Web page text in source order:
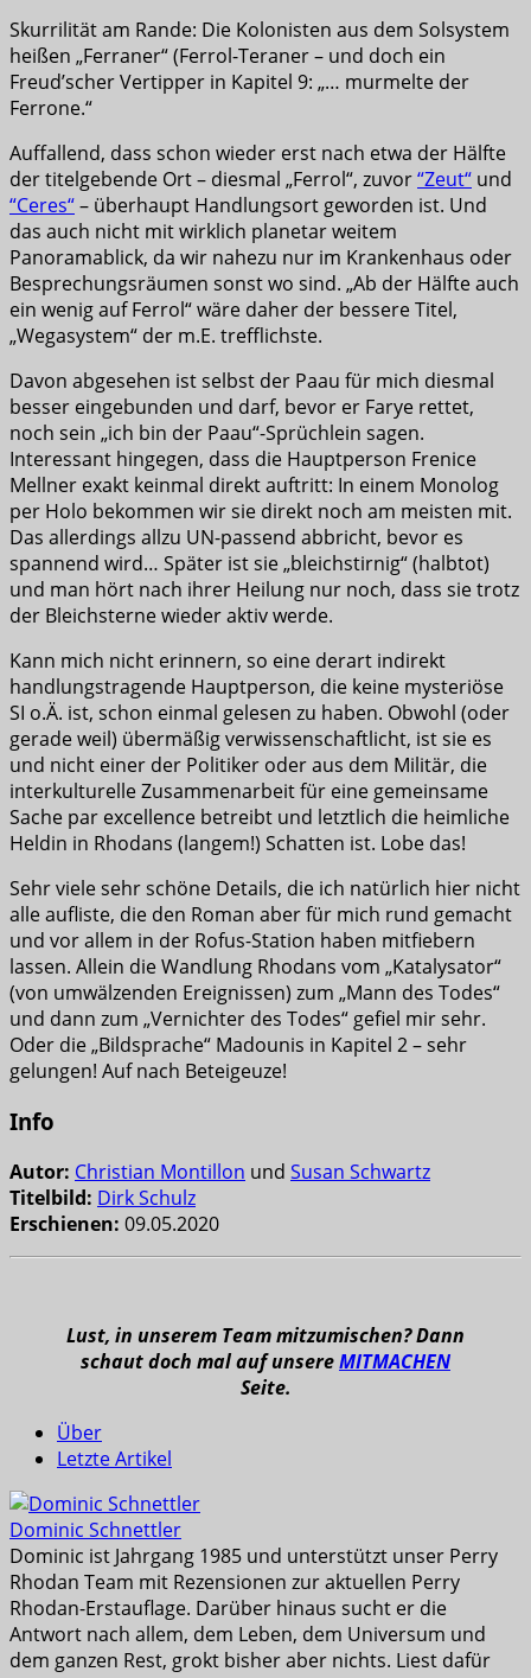
Skurrilität am Rande: Die Kolonisten aus dem Solsystem
heißen „Ferraner“ (Ferrol-Teraner – und doch ein
Freud’scher Vertipper in Kapitel 9: „… murmelte der
Ferrone.“
Auffallend, dass schon wieder erst nach etwa der Hälfte
der titelgebende Ort – diesmal „Ferrol“, zuvor“Zeut“ und
“Ceres“– überhaupt Handlungsort geworden ist. Und
das auch nicht mit wirklich planetar weitem
Panoramablick, da wir nahezu nur im Krankenhaus oder
Besprechungsräumen sonst wo sind. „Ab der Hälfte auch
ein wenig auf Ferrol“ wäre daher der bessere Titel,
„Wegasystem“ der m.E. trefflichste.
Davon abgesehen ist selbst der Paau für mich diesmal
besser eingebunden und darf, bevor er Farye rettet,
noch sein „ich bin der Paau“-Sprüchlein sagen.
Interessant hingegen, dass die Hauptperson Frenice
Mellner exakt keinmal direkt auftritt: In einem Monolog
per Holo bekommen wir sie direkt noch am meisten mit.
Das allerdings allzu UN-passend abbricht, bevor es
spannend wird… Später ist sie „bleichstirnig“ (halbtot)
und man hört nach ihrer Heilung nur noch, dass sie trotz
der Bleichsterne wieder aktiv werde.
Kann mich nicht erinnern, so eine derart indirekt
handlungstragende Hauptperson, die keine mysteriöse
SI o.Ä. ist, schon einmal gelesen zu haben. Obwohl (oder
gerade weil) übermäßig verwissenschaftlicht, ist sie es
und nicht einer der Politiker oder aus dem Militär, die
interkulturelle Zusammenarbeit für eine gemeinsame
Sache par excellence betreibt und letztlich die heimliche
Heldin in Rhodans (langem!) Schatten ist. Lobe das!
Sehr viele sehr schöne Details, die ich natürlich hier nicht
alle aufliste, die den Roman aber für mich rund gemacht
und vor allem in der Rofus-Station haben mitfiebern
lassen. Allein die Wandlung Rhodans vom „Katalysator“
(von umwälzenden Ereignissen) zum „Mann des Todes“
und dann zum „Vernichter des Todes“ gefiel mir sehr.
Oder die „Bildsprache“ Madounis in Kapitel 2 – sehr
gelungen! Auf nach Beteigeuze!
Info
Autor: Christian Montillon und Susan Schwartz
Titelbild: Dirk Schulz
Erschienen: 09.05.2020
Lust, in unserem Team mitzumischen? Dann
schaut doch mal auf unsereMITMACHEN
Seite.
Über
Letzte Artikel
Dominic Schnettler
Dominic ist Jahrgang 1985 und unterstützt unser Perry
Rhodan Team mit Rezensionen zur aktuellen Perry
Rhodan-Erstauflage. Darüber hinaus sucht er die
Antwort nach allem, dem Leben, dem Universum und
dem ganzen Rest, grokt bisher aber nichts. Liest dafür